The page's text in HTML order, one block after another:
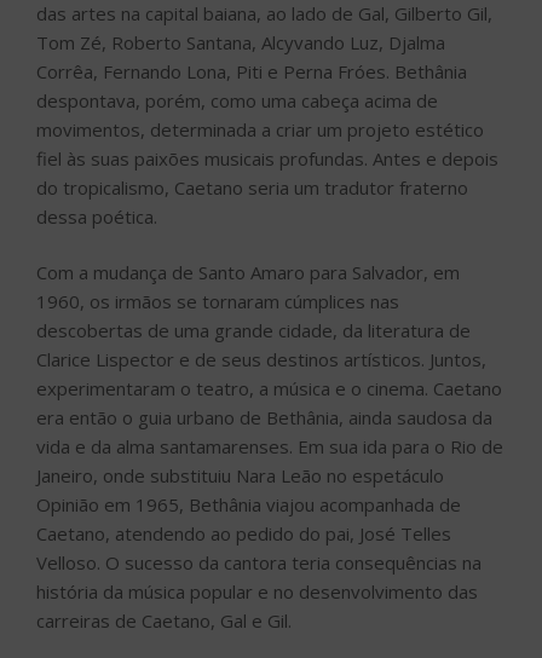
das artes na capital baiana, ao lado de Gal, Gilberto Gil,
Tom Zé, Roberto Santana, Alcyvando Luz, Djalma
Corrêa, Fernando Lona, Piti e Perna Fróes. Bethânia
despontava, porém, como uma cabeça acima de
movimentos, determinada a criar um projeto estético
fiel às suas paixões musicais profundas. Antes e depois
do tropicalismo, Caetano seria um tradutor fraterno
dessa poética.
Com a mudança de Santo Amaro para Salvador, em
1960, os irmãos se tornaram cúmplices nas
descobertas de uma grande cidade, da literatura de
Clarice Lispector e de seus destinos artísticos. Juntos,
experimentaram o teatro, a música e o cinema. Caetano
era então o guia urbano de Bethânia, ainda saudosa da
vida e da alma santamarenses. Em sua ida para o Rio de
Janeiro, onde substituiu Nara Leão no espetáculo
Opinião em 1965, Bethânia viajou acompanhada de
Caetano, atendendo ao pedido do pai, José Telles
Velloso. O sucesso da cantora teria consequências na
história da música popular e no desenvolvimento das
carreiras de Caetano, Gal e Gil.